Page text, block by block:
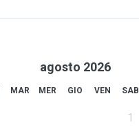
agosto 2026
MAR MER GIO VEN SAB
1